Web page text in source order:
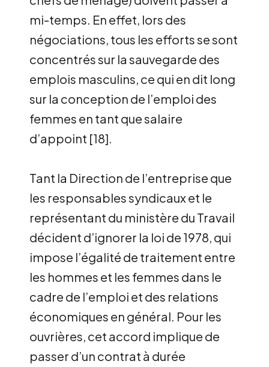
mi-temps. En effet, lors des
négociations, tous les efforts se sont
concentrés sur la sauvegarde des
emplois masculins, ce qui en dit long
sur la conception de l’emploi des
femmes en tant que salaire
d’appoint [18].
Tant la Direction de l’entreprise que
les responsables syndicaux et le
représentant du ministère du Travail
décident d’ignorer la loi de 1978, qui
impose l’égalité de traitement entre
les hommes et les femmes dans le
cadre de l’emploi et des relations
économiques en général. Pour les
ouvrières, cet accord implique de
passer d’un contrat à durée